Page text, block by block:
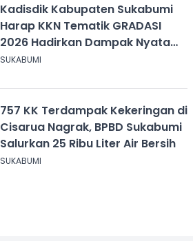
Kadisdik Kabupaten Sukabumi
Harap KKN Tematik GRADASI
2026 Hadirkan Dampak Nyata
bagi Masyarakat
SUKABUMI
757 KK Terdampak Kekeringan di
Cisarua Nagrak, BPBD Sukabumi
Salurkan 25 Ribu Liter Air Bersih
SUKABUMI